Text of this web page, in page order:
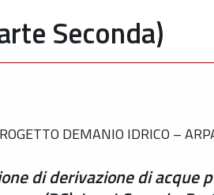
Seconda)
DEMANIO IDRICO –
di derivazione di acque